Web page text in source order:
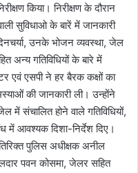
किया। निरीक्षण के दौरान
सुविधाओ के बारें में जानकारी
उनके भोजन व्यवस्था, जेल
अन्य गतिविधियों के बारे में
एवं एसपी ने हर बैरक कक्षों का
की जानकारी ली। उन्होंने
में संचालित होने वाले गतिविधियों,
में आवश्यक दिशा-निर्देश दिए।
पुलिस अधीक्षक अनील
पवन कोसमा, जेलर सहित